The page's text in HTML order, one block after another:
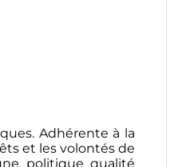
Adhérente à la
et les volontés de
politique qualité